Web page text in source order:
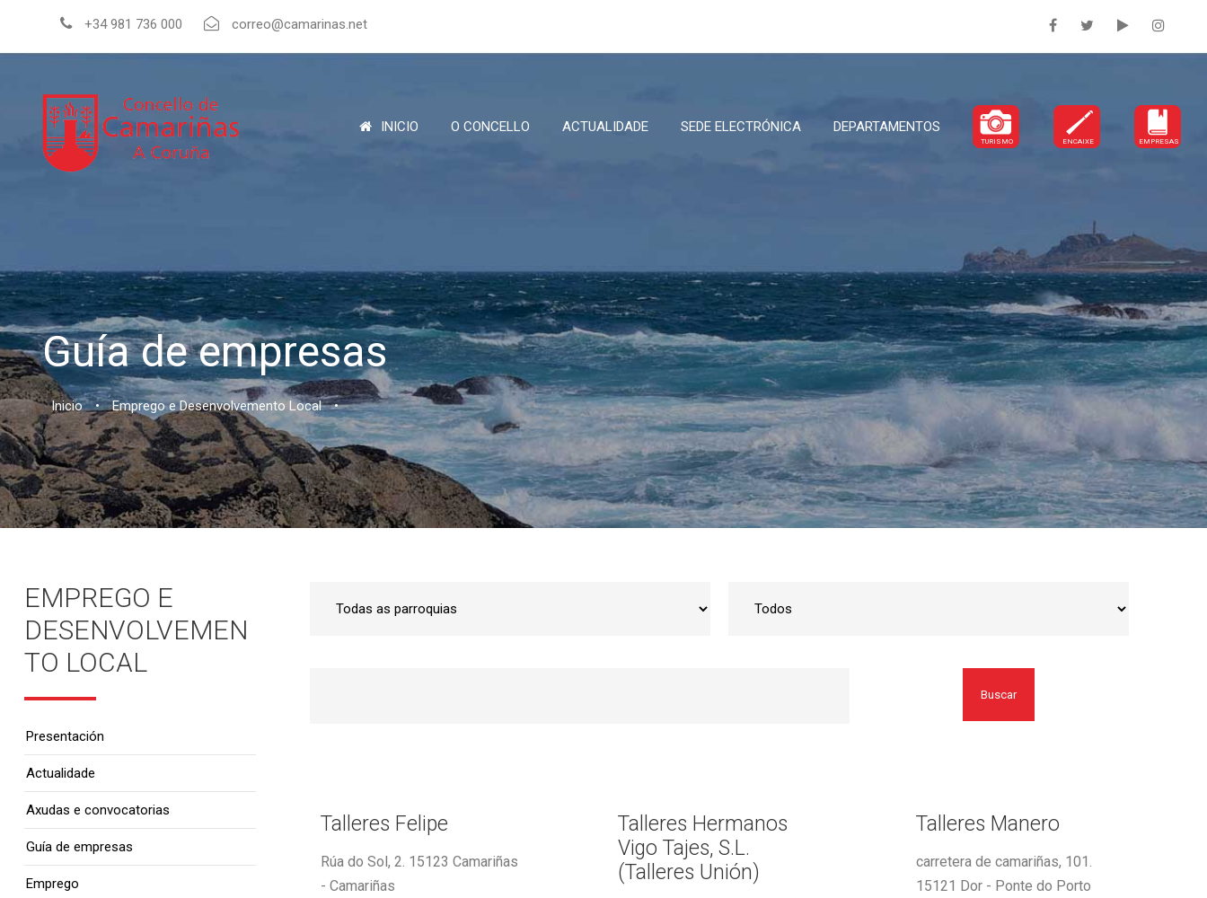
+34 981 736 000 correo@camarinas.net
INICIO O CONCELLO ACTUALIDADE SEDE ELECTRÓNICA DEPARTAMENTOS
TURISMO ENCAIXE EMPRESAS
Guía de empresas
Inicio • Emprego e Desenvolvemento Local •
Buscar
Talleres Felipe
Rúa do Sol, 2. 15123 Camariñas
- Camariñas
Talleres Hermanos
Vigo Tajes, S.L.
(Talleres Unión)
Talleres Manero
carretera de camariñas, 101.
15121 Dor - Ponte do Porto
EMPREGO E
DESENVOLVEMEN
TO LOCAL
Presentación
Actualidade
Axudas e convocatorias
Guía de empresas
Emprego